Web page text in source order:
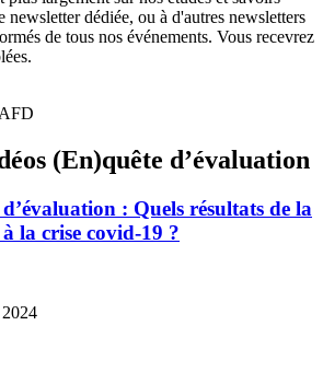
newsletter dédiée, ou à d'autres newsletters
de tous nos événements. Vous recevrez
(En)quête d’évaluation
: Quels résultats de la
la crise covid-19 ?
2024